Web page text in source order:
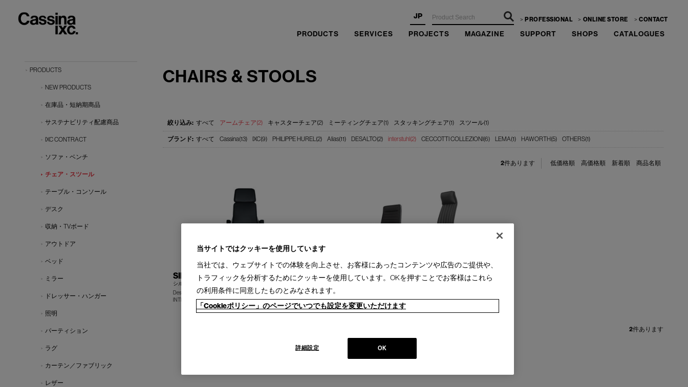
JP PROFESSIONAL ONLINE STORE CONTACT
PRODUCTS SERVICES PROJECTS MAGAZINE SUPPORT SHOPS CATALOGUES
CHAIRS & STOOLS
すべて アームチェア(2) キャスターチェア(2) ミーティングチェア(1) スタッキングチェア(1) スツール(1)
すべて Cassina(13) IXC(9) PHILIPPE HUREL(2) Alias(11) DESALTO(2) interstuhl(2) CECCOTTI COLLEZIONI(6) LEMA(1) HAWORTH(5) OTHERS(1)
低価格順 高価格順 新着順 商品名順
2件あります
SILVER
シルバー キャスタースウィベルチェア
Design : HADI TEHERANI
INTERSTUHL
+
VINTAGE IS5
ヴィンテージ キャスタースウィベルチェア
INTERSTUHL
+
2件あります
PRODUCTS
NEW PRODUCTS
在庫品・短納期商品
サステナビリティ配慮商品
IXC CONTRACT
ソファ・ベンチ
チェア・スツール
テーブル・コンソール
デスク
収納・TVボード
アウトドア
ベッド
ミラー
ドレッサー・ハンガー
照明
パーティション
ラグ
カーテン／ファブリック
レザー
当サイトではクッキーを使用しています
当社では、ウェブサイトでの体験を向上させ、お客様にあったコンテンツや広告のご提供や、
トラフィックを分析するためにクッキーを使用しています。OKを押すことでお客様はこれら
の利用条件に同意したものとみなされます。
「Cookieポリシー」のページでいつでも設定を変更いただけます
OK
詳細設定